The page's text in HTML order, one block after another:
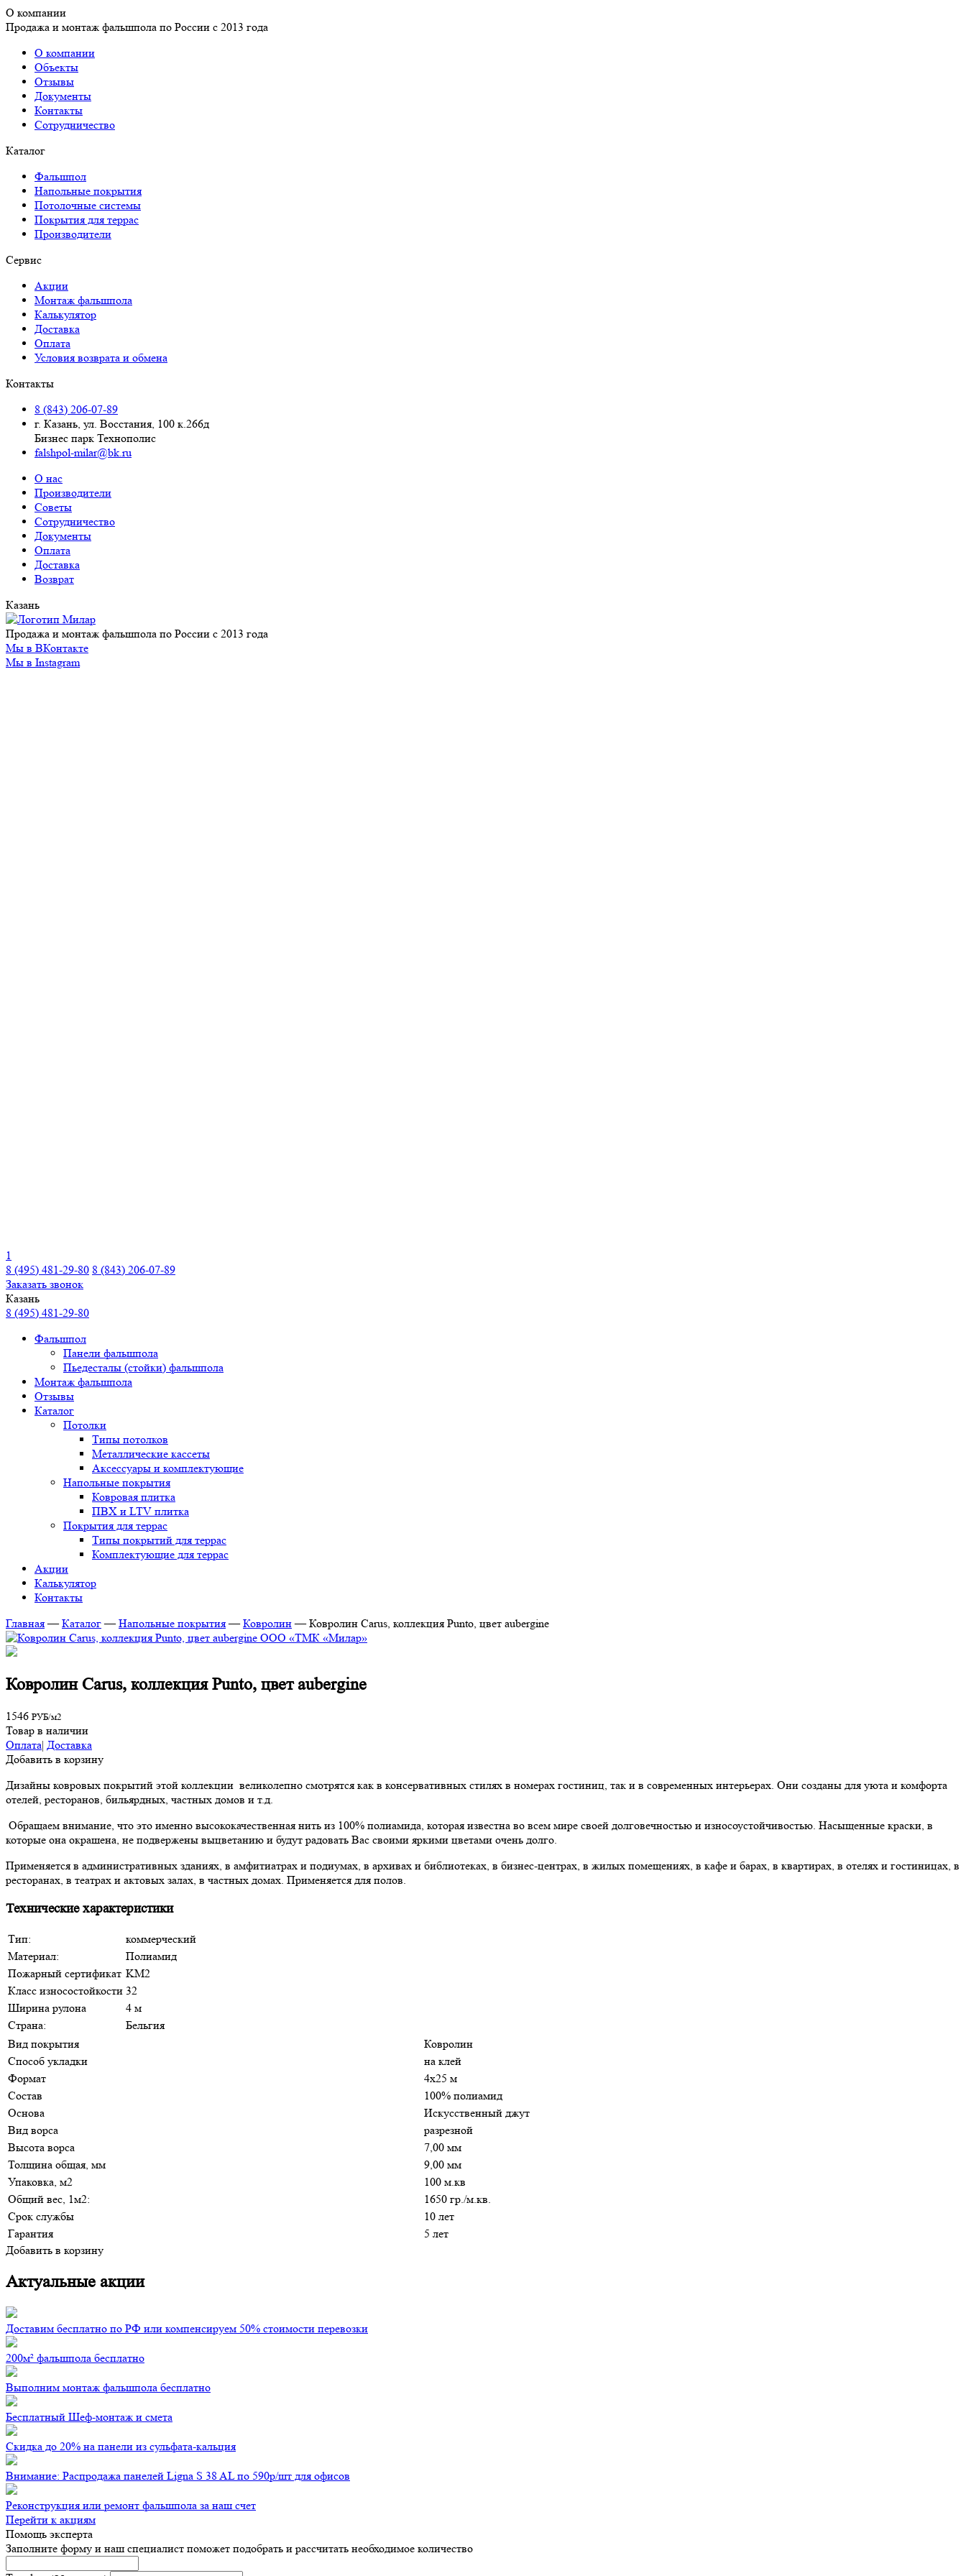
О компании
Продажа и монтаж фальшпола по России с 2013 года
О компании
Объекты
Отзывы
Документы
Контакты
Сотрудничество
Каталог
Фальшпол
Напольные покрытия
Потолочные системы
Покрытия для террас
Производители
Сервис
Акции
Монтаж фальшпола
Калькулятор
Доставка
Оплата
Условия возврата и обмена
Контакты
8 (843) 206-07-89
г. Казань, ул. Восстания, 100 к.266д
Бизнес парк Технополис
falshpol-milar@bk.ru
О нас
Производители
Советы
Сотрудничество
Документы
Оплата
Доставка
Возврат
Казань
Продажа и монтаж фальшпола по России с 2013 года
Мы в ВКонтакте
Мы в Instagram
1
8 (495) 481-29-80 8 (843) 206-07-89
Заказать звонок
Казань
8 (495) 481-29-80
Фальшпол
Панели фальшпола
Пьедесталы (стойки) фальшпола
Монтаж фальшпола
Отзывы
Каталог
Потолки
Типы потолков
Металлические кассеты
Аксессуары и комплектующие
Напольные покрытия
Ковровая плитка
ПВХ и LTV плитка
Покрытия для террас
Типы покрытий для террас
Комплектующие для террас
Акции
Калькулятор
Контакты
Главная — Каталог — Напольные покрытия — Ковролин — Ковролин Carus, коллекция Punto, цвет aubergine
Ковролин Carus, коллекция Punto, цвет aubergine
1546 РУБ/м2
Товар в наличии
Оплата| Доставка
Добавить в корзину
Дизайны ковровых покрытий этой коллекции великолепно смотрятся как в консервативных стилях в номерах гостиниц, так и в современных интерьерах. Они созданы для уюта и комфорта
отелей, ресторанов, бильярдных, частных домов и т.д.
Обращаем внимание, что это именно высококачественная нить из 100% полиамида, которая известна во всем мире своей долговечностью и износоустойчивостью. Насыщенные краски, в
которые она окрашена, не подвержены выцветанию и будут радовать Вас своими яркими цветами очень долго.
Применяется в административных зданиях, в амфитиатрах и подиумах, в архивах и библиотеках, в бизнес-центрах, в жилых помещениях, в кафе и барах, в квартирах, в отелях и гостиницах, в
ресторанах, в театрах и актовых залах, в частных домах. Применяется для полов.
Технические характеристики
Тип:
коммерческий
Материал:
Полиамид
Пожарный сертификат KM2
Класс износостойкости 32
Ширина рулона
4 м
Страна:
Бельгия
Вид покрытия
Ковролин
Способ укладки
на клей
Формат
4х25 м
Состав
100% полиамид
Основа
Искусственный джут
Вид ворса
разрезной
Высота ворса
7,00 мм
Толщина общая, мм
9,00 мм
Упаковка, м2
100 м.кв
Общий вес, 1м2:
1650 гр./м.кв.
Срок службы
10 лет
Гарантия
5 лет
Добавить в корзину
Актуальные акции
Доставим бесплатно по РФ или компенсируем 50% стоимости перевозки
200м² фальшпола бесплатно
Выполним монтаж фальшпола бесплатно
Бесплатный Шеф-монтаж и смета
Скидка до 20% на панели из сульфата-кальция
Внимание: Распродажа панелей Ligna S 38 AL по 590р/шт для офисов
Реконструкция или ремонт фальшпола за наш счет
Перейти к акциям
Помощь эксперта
Заполните форму и наш специалист поможет подобрать и рассчитать необходимое количество